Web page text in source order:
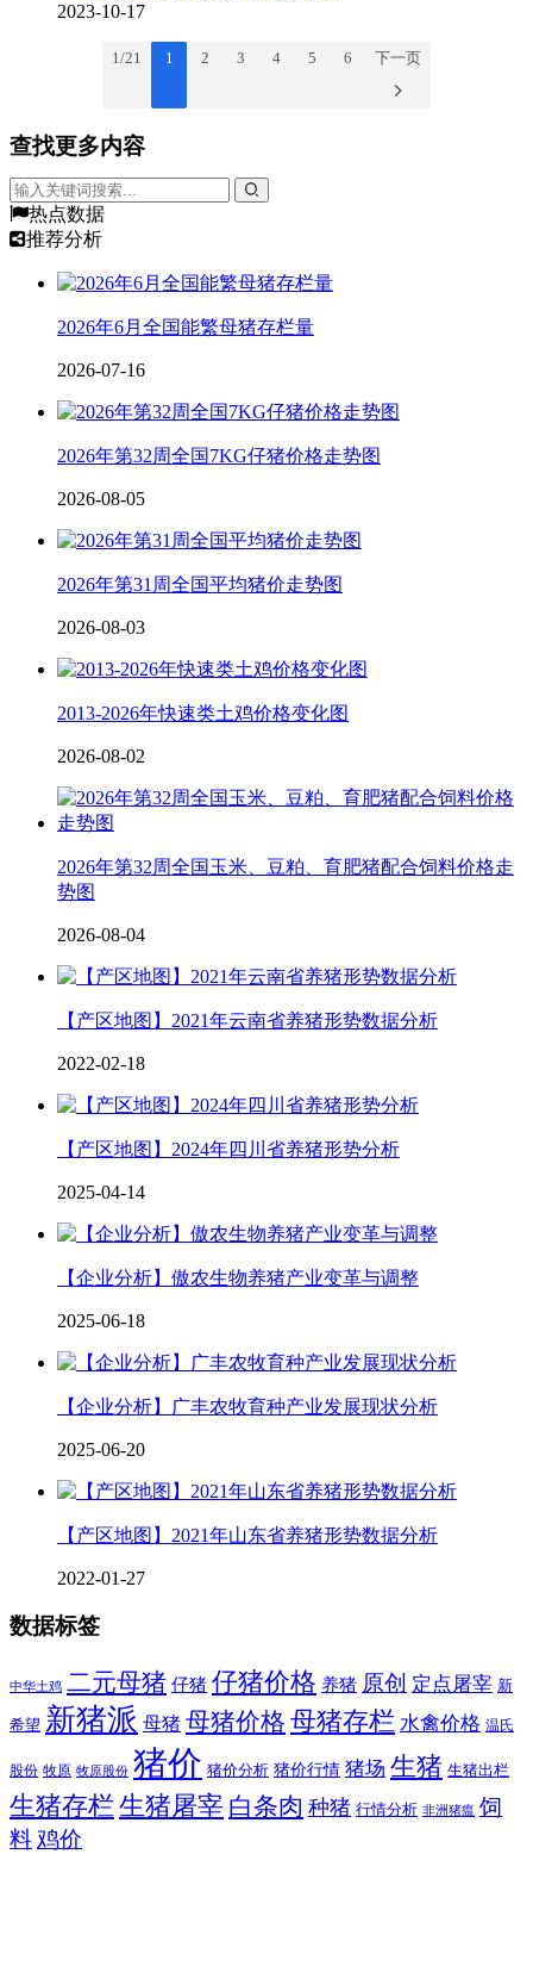
2023-10-17
1 / 21 1 2 3 4 5 6 下一页
查找更多内容
热点数据
推荐分析
2026年6月全国能繁母猪存栏量
2026-07-16
2026年第32周全国7KG仔猪价格走势图
2026-08-05
2026年第31周全国平均猪价走势图
2026-08-03
2013-2026年快速类土鸡价格变化图
2026-08-02
2026年第32周全国玉米、豆粕、育肥猪配合饲料价格走
势图
2026-08-04
【产区地图】2021年云南省养猪形势数据分析
2022-02-18
【产区地图】2024年四川省养猪形势分析
2025-04-14
【企业分析】傲农生物养猪产业变革与调整
2025-06-18
【企业分析】广丰农牧育种产业发展现状分析
2025-06-20
【产区地图】2021年山东省养猪形势数据分析
2022-01-27
数据标签
中华土鸡 二元母猪 仔猪 仔猪价格 养猪 原创 定点屠宰 新
希望 新猪派 母猪 母猪价格 母猪存栏 水禽价格 温氏
股份 牧原 牧原股份 猪价 猪价分析 猪价行情 猪场 生猪 生猪出栏
生猪存栏 生猪屠宰 白条肉 种猪 行情分析 非洲猪瘟 饲
料 鸡价